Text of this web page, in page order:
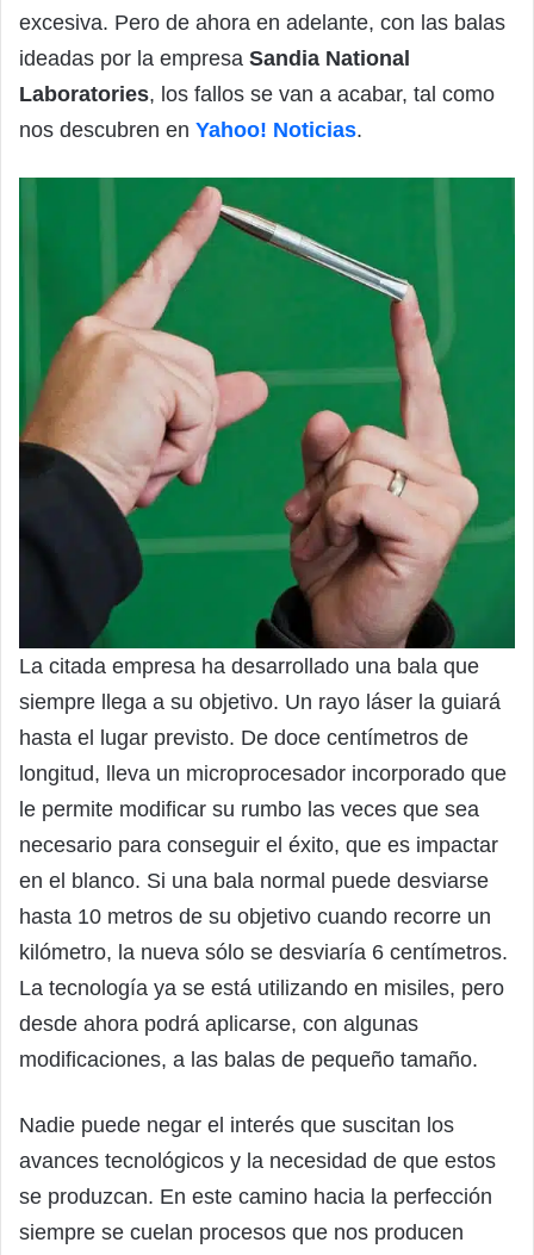
excesiva. Pero de ahora en adelante, con las balas
ideadas por la empresa Sandia National
Laboratories, los fallos se van a acabar, tal como
nos descubren en Yahoo! Noticias.
La citada empresa ha desarrollado una bala que
siempre llega a su objetivo. Un rayo láser la guiará
hasta el lugar previsto. De doce centímetros de
longitud, lleva un microprocesador incorporado que
le permite modificar su rumbo las veces que sea
necesario para conseguir el éxito, que es impactar
en el blanco. Si una bala normal puede desviarse
hasta 10 metros de su objetivo cuando recorre un
kilómetro, la nueva sólo se desviaría 6 centímetros.
La tecnología ya se está utilizando en misiles, pero
desde ahora podrá aplicarse, con algunas
modificaciones, a las balas de pequeño tamaño.
Nadie puede negar el interés que suscitan los
avances tecnológicos y la necesidad de que estos
se produzcan. En este camino hacia la perfección
siempre se cuelan procesos que nos producen